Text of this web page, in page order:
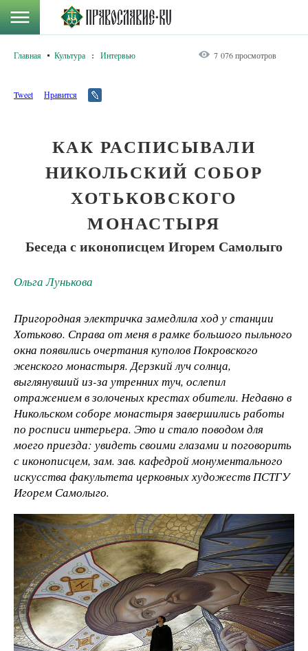
Главная Культура : Интервью 7 076 просмотров
Tweet Нравится
КАК РАСПИСЫВАЛИ
НИКОЛЬСКИЙ СОБОР
ХОТЬКОВСКОГО
МОНАСТЫРЯ
Беседа с иконописцем Игорем Самолыго
Ольга Лунькова
Пригородная электричка замедлила ход у станции
Хотьково. Справа от меня в рамке большого пыльного
окна появились очертания куполов Покровского
женского монастыря. Дерзкий луч солнца,
выглянувший из-за утренних туч, ослепил
отражением в золоченых крестах обители. Недавно в
Никольском соборе монастыря завершились работы
по росписи интерьера. Это и стало поводом для
моего приезда: увидеть своими глазами и поговорить
с иконописцем, зам. зав. кафедрой монументального
искусства факультета церковных художеств ПСТГУ
Игорем Самолыго.